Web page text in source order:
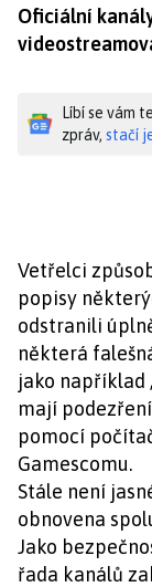
Oficiální
Líbí se vám
zpráv, stačí
Vetřelci
popisy
odstranili
některá
jako například
mají
pomocí
Gamescomu.
Stále není
obnovena
Jako
řada kanálů